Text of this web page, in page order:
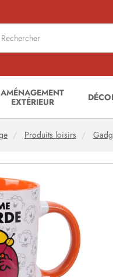
AMÉNAGEMENT
EXTÉRIEUR
Produits loisirs